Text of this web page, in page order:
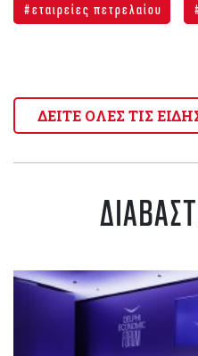
εταιρείες πετρελαίου
ΔΕΙΤΕ ΟΛΕΣ ΤΙΣ